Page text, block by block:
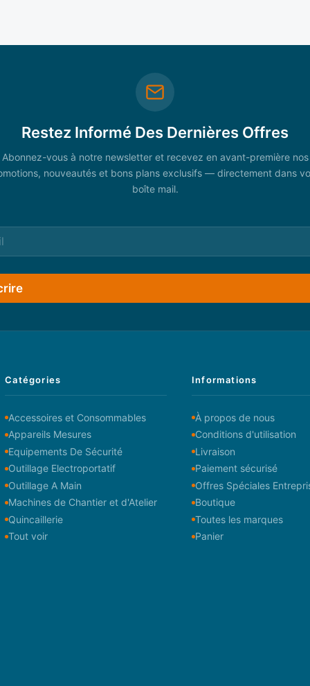
Restez Informé Des Dernières Offres
Abonnez-vous à notre newsletter et recevez en avant-première nos
nouveautés et bons plans exclusifs — directement dans
boîte mail.
Catégories
Accessoires et Consommables
Appareils Mesures
Equipements De Sécurité
Outillage Electroportatif
Outillage A Main
Machines de Chantier et d'Atelier
Quincaillerie
Tout voir
Informations
À propos de nous
Conditions d'utilisation
Livraison
Paiement sécurisé
Offres Spéciales
Boutique
Toutes les marques
Panier